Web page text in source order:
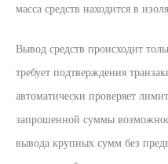
масса средств находится в
Вывод средств происходит
требует подтверждения
автоматически проверяет
запрошенной суммы
вывода крупных сумм без